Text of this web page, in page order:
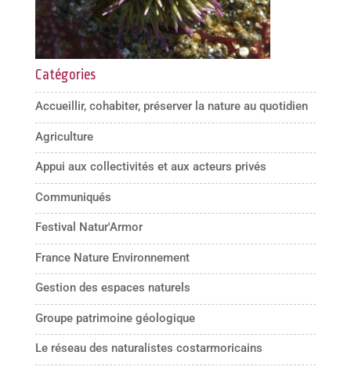
Catégories
Accueillir, cohabiter, préserver la nature au quotidien
Agriculture
Appui aux collectivités et aux acteurs privés
Communiqués
Festival Natur'Armor
France Nature Environnement
Gestion des espaces naturels
Groupe patrimoine géologique
Le réseau des naturalistes costarmoricains